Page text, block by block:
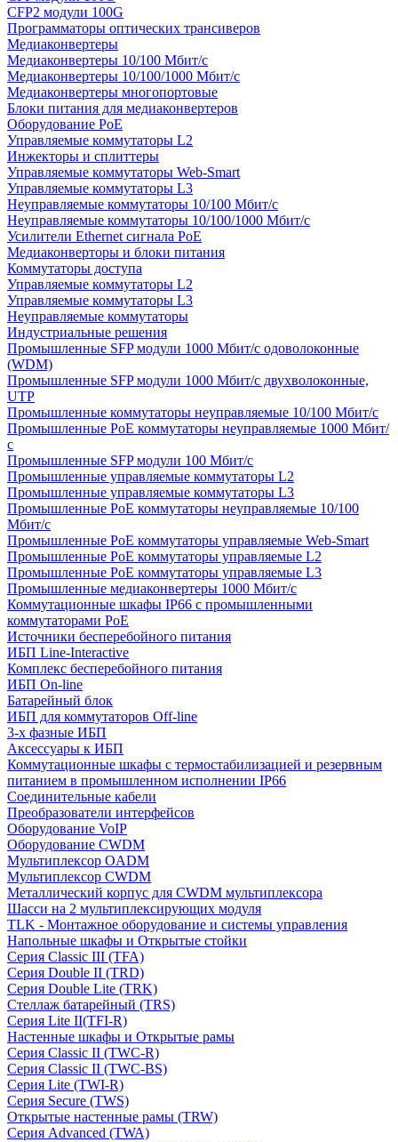
CFP2 модули 100G
Программаторы оптических трансиверов
Медиаконвертеры
Медиаконвертеры 10/100 Мбит/с
Медиаконвертеры 10/100/1000 Мбит/c
Медиаконвертеры многопортовые
Блоки питания для медиаконвертеров
Оборудование PoE
Управляемые коммутаторы L2
Инжекторы и сплиттеры
Управляемые коммутаторы Web-Smart
Управляемые коммутаторы L3
Неуправляемые коммутаторы 10/100 Мбит/с
Неуправляемые коммутаторы 10/100/1000 Мбит/с
Усилители Ethernet сигнала PoE
Медиаконверторы и блоки питания
Коммутаторы доступа
Управляемые коммутаторы L2
Управляемые коммутаторы L3
Неуправляемые коммутаторы
Индустриальные решения
Промышленные SFP модули 1000 Мбит/c одоволоконные
(WDM)
Промышленные SFP модули 1000 Мбит/c двухволоконные,
UTP
Промышленные коммутаторы неуправляемые 10/100 Мбит/с
Промышленные PoE коммутаторы неуправляемые 1000 Мбит/
с
Промышленные SFP модули 100 Мбит/c
Промышленные управляемые коммутаторы L2
Промышленные управляемые коммутаторы L3
Промышленные PoE коммутаторы неуправляемые 10/100
Мбит/с
Промышленные PoE коммутаторы управляемые Web-Smart
Промышленные PoE коммутаторы управляемые L2
Промышленные PoE коммутаторы управляемые L3
Промышленные медиаконвертеры 1000 Мбит/с
Коммутационные шкафы IP66 c промышленными
коммутаторами PoE
Источники бесперебойного питания
ИБП Line-Interactive
Комплекс бесперебойного питания
ИБП On-line
Батарейный блок
ИБП для коммутаторов Off-line
3-х фазные ИБП
Аксессуары к ИБП
Коммутационные шкафы с термостабилизацией и резервным
питанием в промышленном исполнении IP66
Соединительные кабели
Преобразователи интерфейсов
Оборудование VoIP
Оборудование CWDM
Мультиплекcор OADM
Мультиплексор CWDM
Металлический корпус для CWDM мультиплексора
Шасси на 2 мультиплексирующих модуля
TLK - Монтажное оборудование и системы управления
Напольные шкафы и Открытые стойки
Серия Classic III (TFA)
Серия Double II (TRD)
Серия Double Lite (TRK)
Стеллаж батарейный (TRS)
Серия Lite II(TFI-R)
Настенные шкафы и Открытые рамы
Серия Classic II (TWC-R)
Серия Classic II (TWC-BS)
Серия Lite (TWI-R)
Серия Secure (TWS)
Открытые настенные рамы (TRW)
Серия Advanced (TWA)